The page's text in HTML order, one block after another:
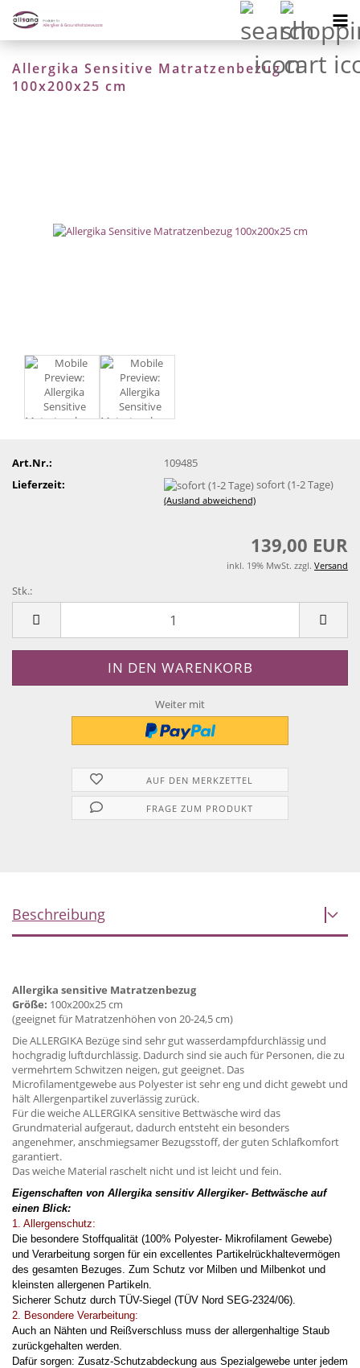
Allergika Sensitive Matratzenbezug
100x200x25 cm
Art.Nr.:
109485
Lieferzeit:
sofort (1-2 Tage)
(Ausland abweichend)
139,00 EUR
inkl. 19% MwSt. zzgl. Versand
Stk.:
Weiter mit
AUF DEN MERKZETTEL
FRAGE ZUM PRODUKT
Beschreibung
Allergika sensitive Matratzenbezug
Größe: 100x200x25 cm
(geeignet für Matratzenhöhen von 20-24,5 cm)
Die ALLERGIKA Bezüge sind sehr gut wasserdampfdurchlässig und
hochgradig luftdurchlässig. Dadurch sind sie auch für Personen, die zu
vermehrtem Schwitzen neigen, gut geeignet. Das
Microfilamentgewebe aus Polyester ist sehr eng und dicht gewebt und
hält Allergenpartikel zuverlässig zurück.
Für die weiche ALLERGIKA sensitive Bettwäsche wird das
Grundmaterial aufgeraut, dadurch entsteht ein besonders
angenehmer, anschmiegsamer Bezugsstoff, der guten Schlafkomfort
garantiert.
Das weiche Material raschelt nicht und ist leicht und fein.
Eigenschaften von Allergika sensitiv Allergiker- Bettwäsche auf
einen Blick:
1. Allergenschutz:
Die besondere Stoffqualität (100% Polyester- Mikrofilament Gewebe)
und Verarbeitung sorgen für ein excellentes Partikelrückhaltevermögen
des gesamten Bezuges. Zum Schutz vor Milben und Milbenkot und
kleinsten allergenen Partikeln.
Sicherer Schutz durch TÜV-Siegel (TÜV Nord SEG-2324/06).
2. Besondere Verarbeitung:
Auch an Nähten und Reißverschluss muss der allergenhaltige Staub
zurückgehalten werden.
Dafür sorgen: Zusatz-Schutzabdeckung aus Spezialgewebe unter jedem